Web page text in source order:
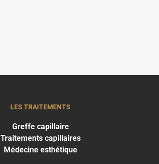
LES TRAITEMENTS
Greffe capillaire
Traitements capillaires
Médecine esthétique